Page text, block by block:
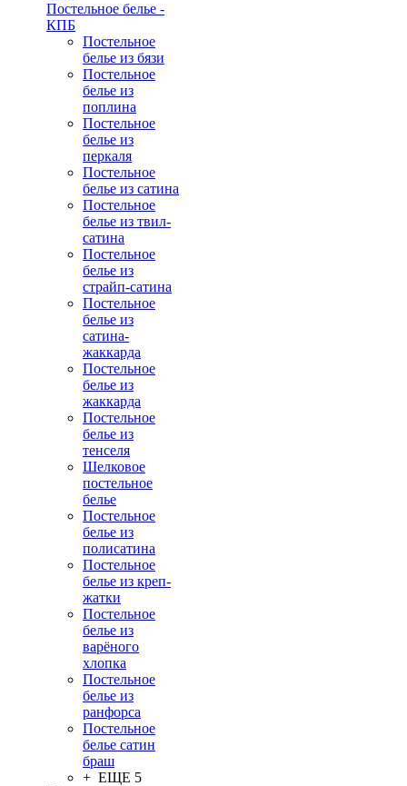
Постельное белье -
КПБ
Постельное
белье из бязи
Постельное
белье из
поплина
Постельное
белье из
перкаля
Постельное
белье из сатина
Постельное
белье из твил-
сатина
Постельное
белье из
страйп-сатина
Постельное
белье из
сатина-
жаккарда
Постельное
белье из
жаккарда
Постельное
белье из
тенселя
Шелковое
постельное
белье
Постельное
белье из
полисатина
Постельное
белье из креп-
жатки
Постельное
белье из
варёного
хлопка
Постельное
белье из
ранфорса
Постельное
белье сатин
браш
+ ЕЩЕ 5